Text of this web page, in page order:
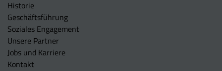
Historie
Geschäftsführung
Soziales Engagement
Unsere Partner
Jobs und Karriere
Kontakt